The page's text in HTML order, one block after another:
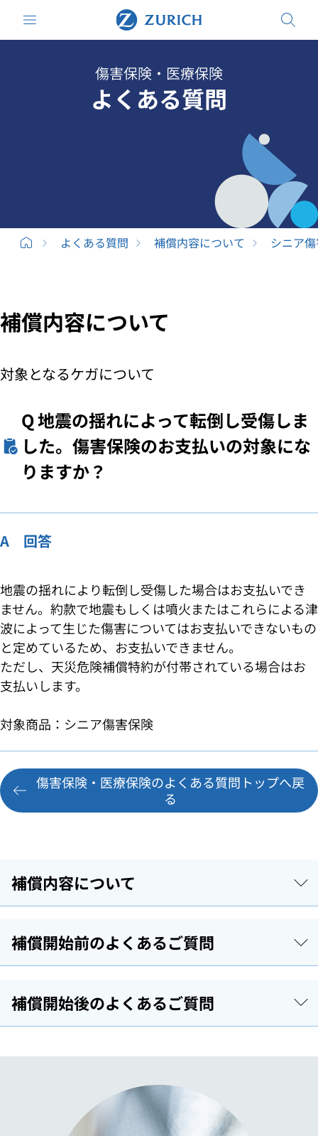
傷害保険・医療保険
よくある質問
よくある質問 補償内容について シニア
補償内容について
対象となるケガについて
Q地震の揺れによって転倒し受傷しま
した。傷害保険のお支払いの対象にな
りますか？
A 回答
地震の揺れにより転倒し受傷した場合はお支払いでき
ません。約款で地震もしくは噴火またはこれらによる津
波によって生じた傷害についてはお支払いできないもの
と定めているため、お支払いできません。
ただし、天災危険補償特約が付帯されている場合はお
支払いします。
対象商品：シニア傷害保険
傷害保険・医療保険のよくある質問トップへ戻
る
補償内容について
補償開始前のよくあるご質問
補償開始後のよくあるご質問